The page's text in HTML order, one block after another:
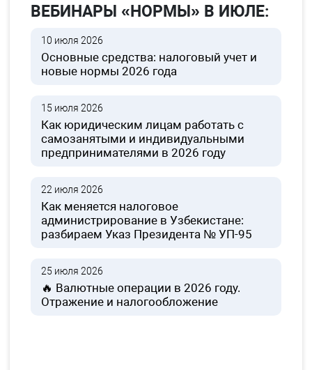
ВЕБИНАРЫ «НОРМЫ» В ИЮЛЕ:
10 июля 2026
Основные средства: налоговый учет и
новые нормы 2026 года
15 июля 2026
Как юридическим лицам работать с
самозанятыми и индивидуальными
предпринимателями в 2026 году
22 июля 2026
Как меняется налоговое
администрирование в Узбекистане:
разбираем Указ Президента № УП-95
25 июля 2026
🔥 Валютные операции в 2026 году.
Отражение и налогообложение